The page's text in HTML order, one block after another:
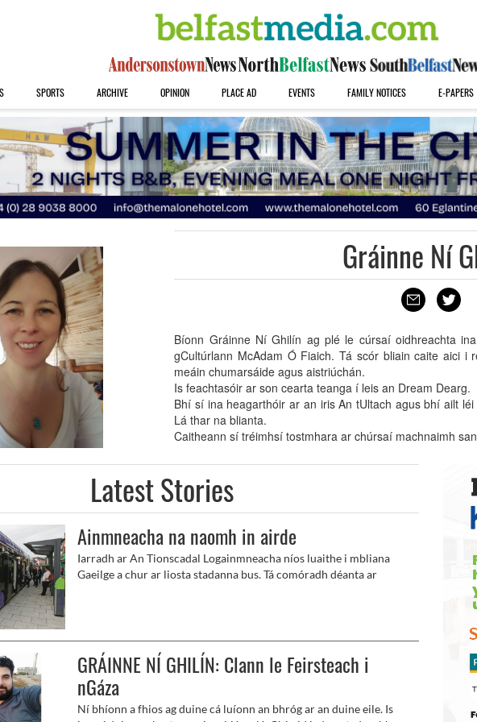
SPORTS ARCHIVE OPINION PLACE AD EVENTS FAMILY NOTICES E-PAPERS
Gráinne Ní
Bíonn Gráinne Ní Ghilín ag plé le cúrsaí oidhreachta
gCultúrlann McAdam Ó Fiaich. Tá scór bliain caite aici i
meáin chumarsáide agus aistriúchán.
Is feachtasóir ar son cearta teanga í leis an Dream Dearg.
Bhí sí ina heagarthóir ar an iris An tUltach agus bhí ailt
Lá thar na blianta.
Caitheann sí tréimhsí tostmhara ar chúrsaí machnaimh
Latest Stories
Ainmneacha na naomh in airde
Iarradh ar An Tionscadal Logainmneacha níos luaithe i mbliana
Gaeilge a chur ar liosta stadanna bus. Tá comóradh déanta ar
ainm in airde ag stadanna Metro agus Glider.
GRÁINNE NÍ GHILÍN: Clann le Feirsteach i
nGáza
Ní bhíonn a fhios ag duine cá luíonn an bhróg ar an duine eile. Is